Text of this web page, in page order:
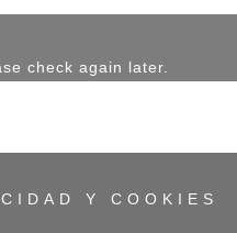
check again later.
Y COOKIES